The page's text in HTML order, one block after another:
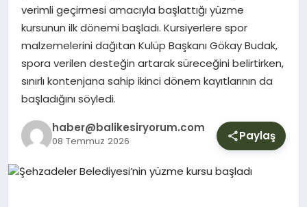
DIŞ
verimli geçirmesi amacıyla başlattığı yüzme
kursunun ilk dönemi başladı. Kursiyerlere spor
malzemelerini dağıtan Kulüp Başkanı Gökay Budak,
spora verilen desteğin artarak süreceğini belirtirken,
sınırlı kontenjana sahip ikinci dönem kayıtlarının da
başladığını söyledi.
haber@balikesiryorum.com
08 Temmuz 2026 Paylaş